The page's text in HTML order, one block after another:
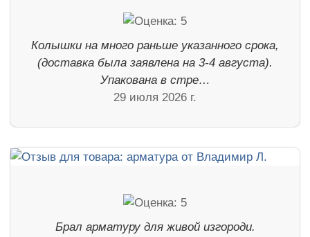
Колышки на много раньше указанного срока,
(доставка была заявлена на 3-4 августа).
Упакована в стре…
29 июля 2026 г.
Брал арматуру для живой изгороди.